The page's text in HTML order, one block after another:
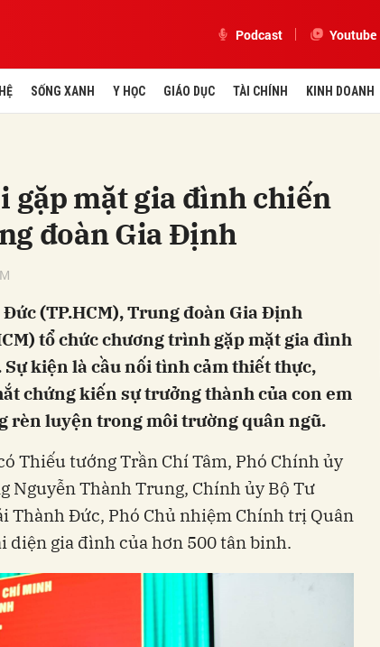
Podcast Youtube
SỐNG XANH Y HỌC GIÁO DỤC TÀI CHÍNH KINH DOANH
gặp mặt gia đình chiến
đoàn Gia Định
(TP.HCM), Trung đoàn Gia Định
tổ chức chương trình gặp mặt gia đình
Sự kiện là cầu nối tình cảm thiết thực,
chứng kiến sự trưởng thành của con em
rèn luyện trong môi trường quân ngũ.
Thiếu tướng Trần Chí Tâm, Phó Chính ủy
Nguyễn Thành Trung, Chính ủy Bộ Tư
Thành Đức, Phó Chủ nhiệm Chính trị Quân
diện gia đình của hơn 500 tân binh.